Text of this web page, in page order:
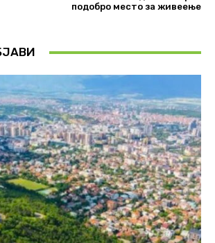
подобро место за живеење